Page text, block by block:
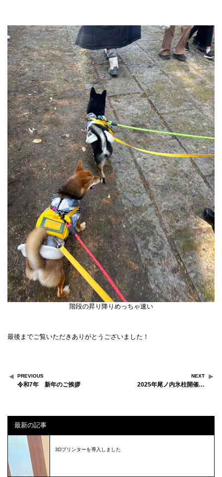
階段の昇り降りめっちゃ速い
最後までご覧いただきありがとうございました！
PREVIOUS
令和7年 新年のご挨拶
NEXT
2025年尾ノ内氷柱開催…
最新の記事
3Dプリンターを導入しました